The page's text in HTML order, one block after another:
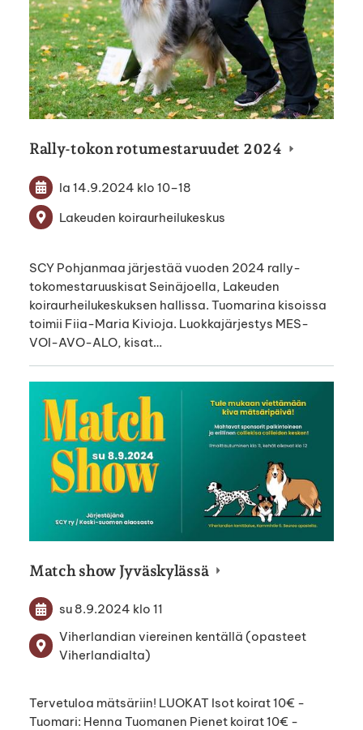
Rally-tokon rotumestaruudet 2024
la 14.9.2024 klo 10–18
Lakeuden koiraurheilukeskus
SCY Pohjanmaa järjestää vuoden 2024 rally-
tokomestaruuskisat Seinäjoella, Lakeuden
koiraurheilukeskuksen hallissa. Tuomarina kisoissa
toimii Fiia-Maria Kivioja. Luokkajärjestys MES-
VOI-AVO-ALO, kisat…
Match show Jyväskylässä
su 8.9.2024 klo 11
Viherlandian viereinen kentällä (opasteet
Viherlandialta)
Tervetuloa mätsäriin! LUOKAT Isot koirat 10€ -
Tuomari: Henna Tuomanen Pienet koirat 10€ -